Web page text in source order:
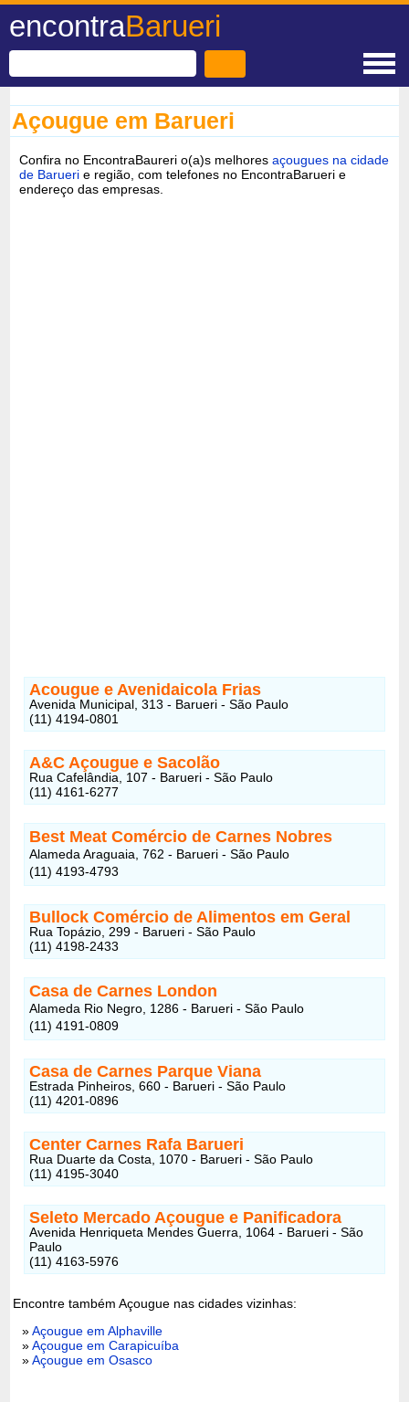
encontraBarueri
Açougue em Barueri
Confira no EncontraBaureri o(a)s melhoresaçougues na cidade
de Barueri e região, com telefones no EncontraBarueri e
endereço das empresas.
Acougue e Avenidaicola Frias
Avenida Municipal, 313 - Barueri - São Paulo
(11) 4194-0801
A&C Açougue e Sacolão
Rua Cafelândia, 107 - Barueri - São Paulo
(11) 4161-6277
Best Meat Comércio de Carnes Nobres
Alameda Araguaia, 762 - Barueri - São Paulo
(11) 4193-4793
Bullock Comércio de Alimentos em Geral
Rua Topázio, 299 - Barueri - São Paulo
(11) 4198-2433
Casa de Carnes London
Alameda Rio Negro, 1286 - Barueri - São Paulo
(11) 4191-0809
Casa de Carnes Parque Viana
Estrada Pinheiros, 660 - Barueri - São Paulo
(11) 4201-0896
Center Carnes Rafa Barueri
Rua Duarte da Costa, 1070 - Barueri - São Paulo
(11) 4195-3040
Seleto Mercado Açougue e Panificadora
Avenida Henriqueta Mendes Guerra, 1064 - Barueri - São
Paulo
(11) 4163-5976
Encontre também Açougue nas cidades vizinhas:
»Açougue em Alphaville
»Açougue em Carapicuíba
»Açougue em Osasco